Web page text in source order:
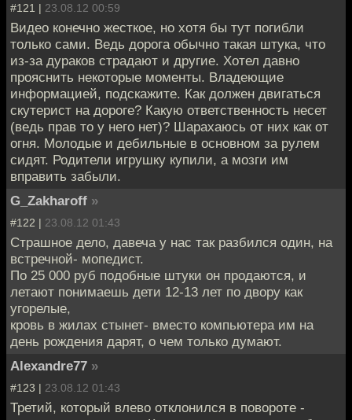
#121 | 23.08.12 00:59
Видео конечно жесткое, но хотя бы тут погибли
только сами. Ведь дорога обычно такая штука, что
из-за дураков страдают и другие. Хотел давно
прояснить некоторые моменты. Владеющие
информацией, подскажите. Как должен двигаться
скутерист на дороге? Какую ответственность несет
(ведь прав то у него нет)? Шарахаюсь от них как от
огня. Молодые и дебильные в основном за рулем
сидят. Родители игрушку купили, а мозги им
вправить забыли.
G_Zakharoff »
#122 | 23.08.12 01:43
Страшное дело, давеча у нас так разбился один, на
встречной- мопедист.
По 25 000 руб подобные штуки он продаются, и
летают понимаешь дети 12-13 лет по двору как
угорелые,
кровь в жилах стынет- вместо компьютера им на
день рождения дарят, о чем только думают.
Alexandre77 »
#123 | 23.08.12 01:43
Третий, который влево отклонился в повороте -